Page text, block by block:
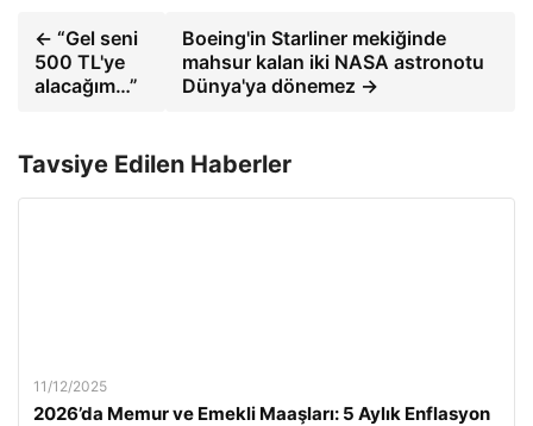
← “Gel seni
500 TL'ye
alacağım…”
Boeing'in Starliner mekiğinde
mahsur kalan iki NASA astronotu
Dünya'ya dönemez →
Tavsiye Edilen Haberler
11/12/2025
2026’da Memur ve Emekli Maaşları: 5 Aylık Enflasyon